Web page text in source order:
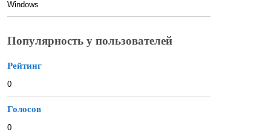
Windows
Популярность у пользователей
Рейтинг
0
Голосов
0